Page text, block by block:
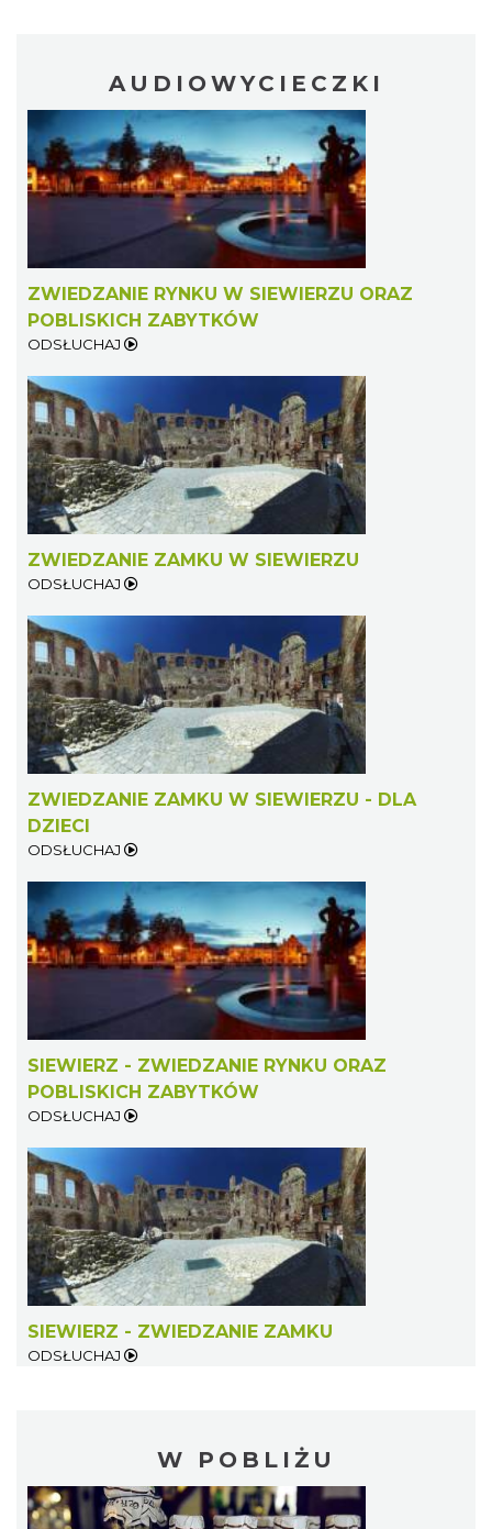
AUDIOWYCIECZKI
ZWIEDZANIE RYNKU W SIEWIERZU ORAZ
POBLISKICH ZABYTKÓW
ODSŁUCHAJ
ZWIEDZANIE ZAMKU W SIEWIERZU
ODSŁUCHAJ
ZWIEDZANIE ZAMKU W SIEWIERZU - DLA
DZIECI
ODSŁUCHAJ
SIEWIERZ - ZWIEDZANIE RYNKU ORAZ
POBLISKICH ZABYTKÓW
ODSŁUCHAJ
SIEWIERZ - ZWIEDZANIE ZAMKU
ODSŁUCHAJ
W POBLIŻU